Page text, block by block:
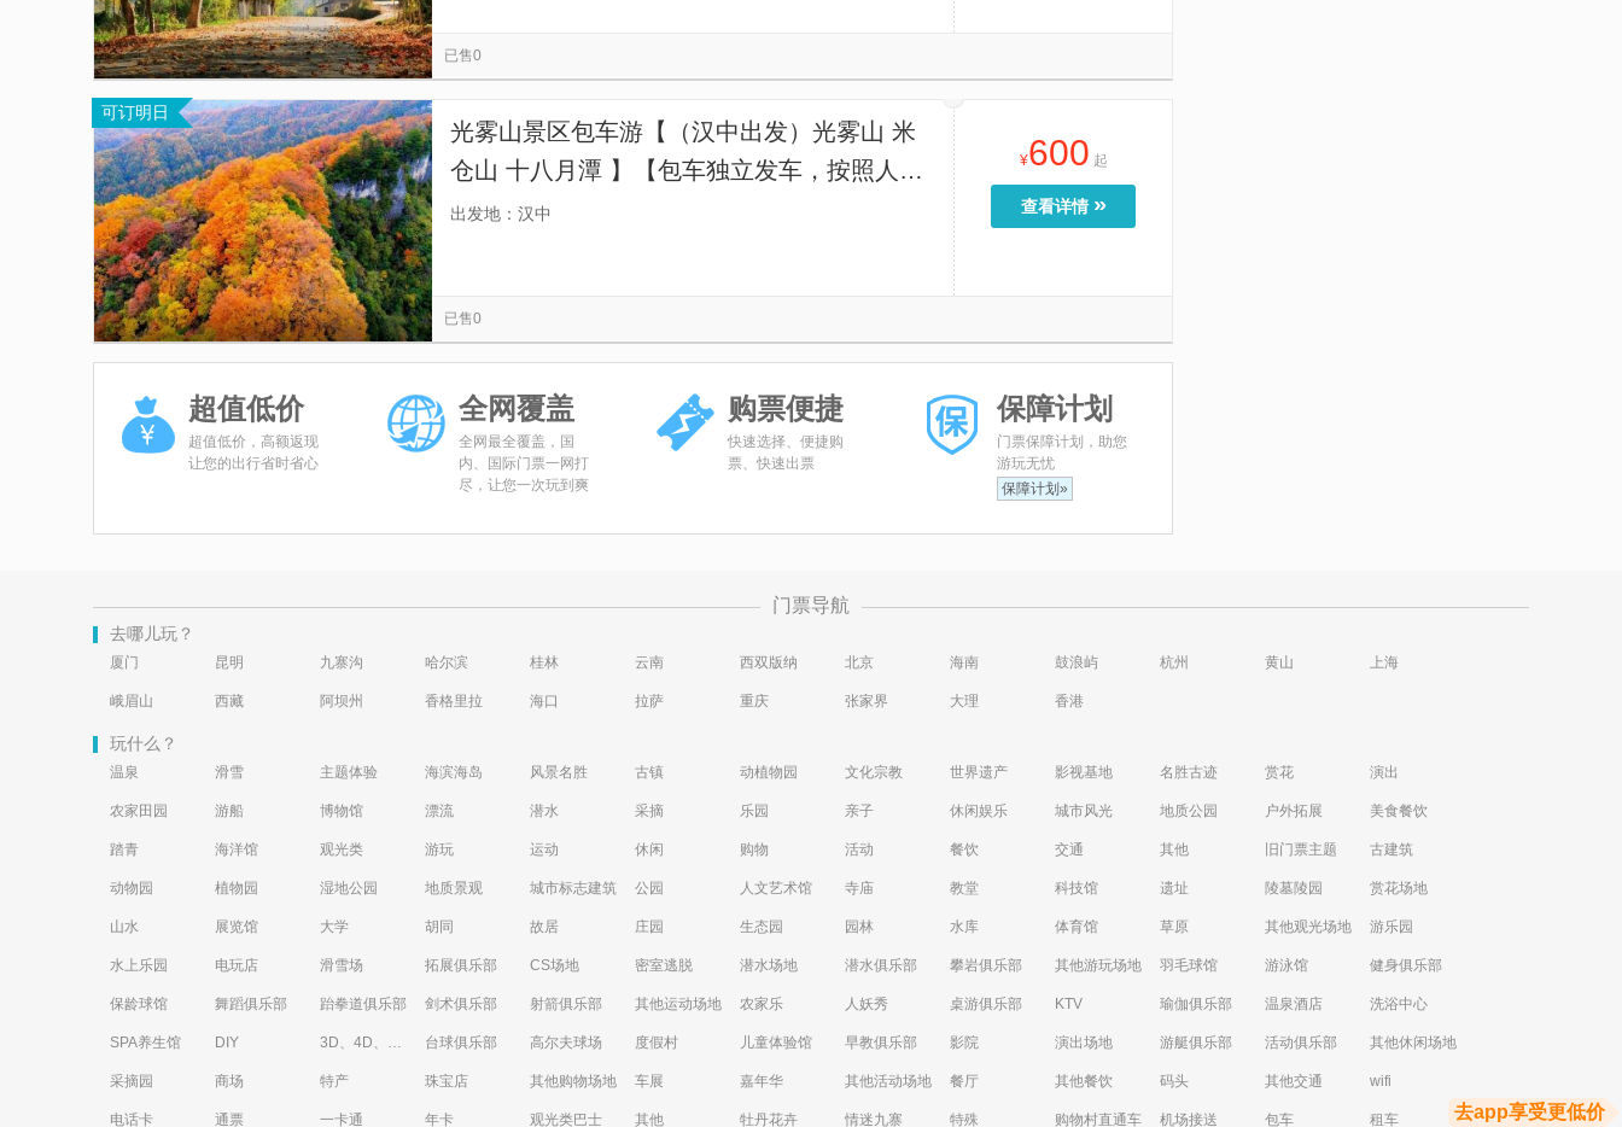
已售0
可订明日
光雾山景区包车游【（汉中出发）光雾山 米
仓山 十八月潭 】【包车独立发车，按照人数
选择车型，价格指的是一辆车的价格，独立包
出发地：汉中
¥600 起
查看详情 »
已售0
超值低价
超值低价，高额返现
让您的出行省时省心
全网覆盖
全网最全覆盖，国
内、国际门票一网打
尽，让您一次玩到爽
购票便捷
快速选择、便捷购
票、快速出票
保障计划
门票保障计划，助您
游玩无忧
保障计划»
门票导航
去哪儿玩？
厦门 昆明 九寨沟 哈尔滨 桂林 云南 西双版纳 北京 海南 鼓浪屿 杭州 黄山 上海
峨眉山 西藏 阿坝州 香格里拉 海口 拉萨 重庆 张家界 大理 香港
玩什么？
温泉 滑雪 主题体验 海滨海岛 风景名胜 古镇 动植物园 文化宗教 世界遗产 影视基地 名胜古迹 赏花 演出
农家田园 游船 博物馆 漂流 潜水 采摘 乐园 亲子 休闲娱乐 城市风光 地质公园 户外拓展 美食餐饮
踏青 海洋馆 观光类 游玩 运动 休闲 购物 活动 餐饮 交通 其他 旧门票主题 古建筑
动物园 植物园 湿地公园 地质景观 城市标志建筑 公园 人文艺术馆 寺庙 教堂 科技馆 遗址 陵墓陵园 赏花场地
山水 展览馆 大学 胡同 故居 庄园 生态园 园林 水库 体育馆 草原 其他观光场地 游乐园
水上乐园 电玩店 滑雪场 拓展俱乐部 CS场地 密室逃脱 潜水场地 潜水俱乐部 攀岩俱乐部 其他游玩场地 羽毛球馆 游泳馆 健身俱乐部
保龄球馆 舞蹈俱乐部 跆拳道俱乐部 剑术俱乐部 射箭俱乐部 其他运动场地 农家乐 人妖秀 桌游俱乐部 KTV 瑜伽俱乐部 温泉酒店 洗浴中心
SPA养生馆 DIY 3D、4D、5D艺术体验馆 台球俱乐部 高尔夫球场 度假村 儿童体验馆 早教俱乐部 影院 演出场地 游艇俱乐部 活动俱乐部 其他休闲场地
采摘园 商场 特产 珠宝店 其他购物场地 车展 嘉年华 其他活动场地 餐厅 其他餐饮 码头 其他交通 wifi
电话卡 通票 一卡通 年卡 观光类巴士 其他 牡丹花卉 情迷九寨 特殊 购物村直通车 机场接送 包车 租车 去app享受更低价